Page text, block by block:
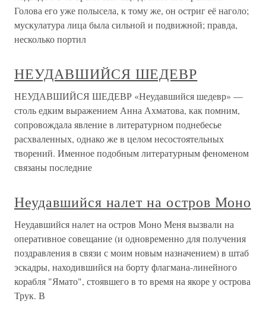
Голова его уже полысела, к тому же, он остриг её наголо;
мускулатура лица была сильной и подвижной; правда,
несколько портил
НЕУДАВШИЙСЯ ШЕДЕВР
НЕУДАВШИЙСЯ ШЕДЕВР «Неудавшийся шедевр» —
столь едким выражением Анна Ахматова, как помним,
сопровождала явление в литературном поднебесье
расхваленных, однако же в целом несостоятельных
творений. Именное подобным литературным феноменом
связаны последние
Неудавшийся налет на остров Моно
Неудавшийся налет на остров Моно Меня вызвали на
оперативное совещание (и одновременно для получения
поздравления в связи с моим новым назначением) в штаб
эскадры, находившийся на борту флагмана-линейного
корабля "Ямато", стоявшего в то время на якоре у острова
Трук. В